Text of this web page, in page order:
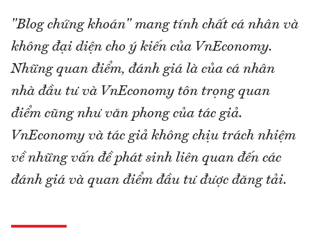
"Blog chứng khoán" mang tính chất cá nhân và
không đại diện cho ý kiến của VnEconomy.
Những quan điểm, đánh giá là của cá nhân
nhà đầu tư và VnEconomy tôn trọng quan
điểm cũng như văn phong của tác giả.
VnEconomy và tác giả không chịu trách nhiệm
về những vấn đề phát sinh liên quan đến các
đánh giá và quan điểm đầu tư được đăng tải.